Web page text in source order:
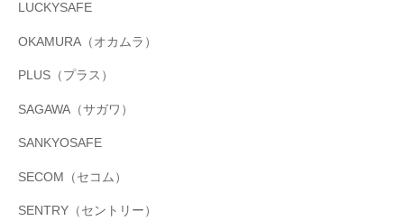
LUCKYSAFE
OKAMURA（オカムラ）
PLUS（プラス）
SAGAWA（サガワ）
SANKYOSAFE
SECOM（セコム）
SENTRY（セントリー）